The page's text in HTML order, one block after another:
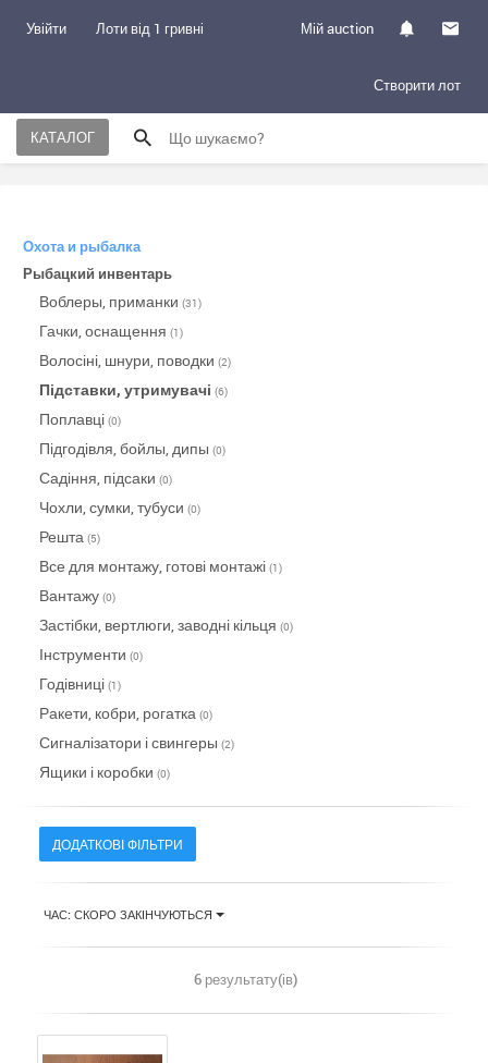
Увійти Лоти від 1 гривні Мій auction
Створити лот
КАТАЛОГ
Охота и рыбалка
Рыбацкий инвентарь
Воблеры, приманки (31)
Гачки, оснащення (1)
Волосіні, шнури, поводки (2)
Підставки, утримувачі (6)
Поплавці (0)
Підгодівля, бойлы, дипы (0)
Садіння, підсаки (0)
Чохли, сумки, тубуси (0)
Решта (5)
Все для монтажу, готові монтажі (1)
Вантажу (0)
Застібки, вертлюги, заводні кільця (0)
Інструменти (0)
Годівниці (1)
Ракети, кобри, рогатка (0)
Сигналізатори і свингеры (2)
Ящики і коробки (0)
ДОДАТКОВІ ФІЛЬТРИ
ЧАС: СКОРО ЗАКІНЧУЮТЬСЯ
6 результату(ів)